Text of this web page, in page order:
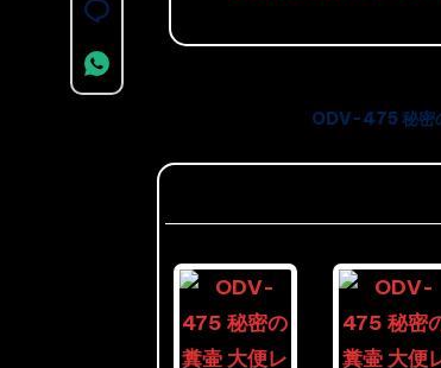
Twitter
Email
Whatsapp
ODV-475 秘密